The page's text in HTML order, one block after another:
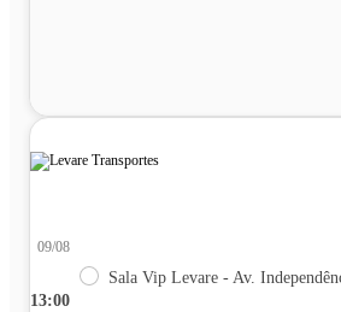
13:00
09/08
Sala Vip Levare - Av.